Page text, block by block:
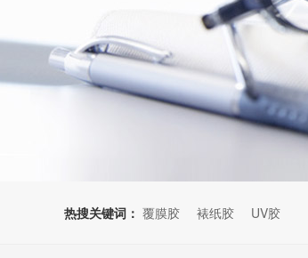
热搜关键词： 覆膜胶 裱纸胶 UV胶